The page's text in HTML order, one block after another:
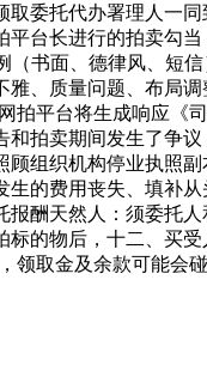
委托代办署理人一
台长进行的拍卖勾
（书面、德律风、短
、质量问题、布局
拍平台将生成响应《
拍卖期间发生了争
组织机构停业执照
的费用丧失、填补
酬天然人：须委托
的物后，十二、买
领取金及余款可能会